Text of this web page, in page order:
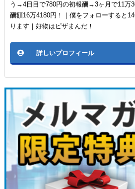
う→4日目で780円の初報酬→3ヶ月で11万
酬額16万4180円！｜僕をフォローすると
ります｜好物はピザまんだ！
詳しいプロフィール